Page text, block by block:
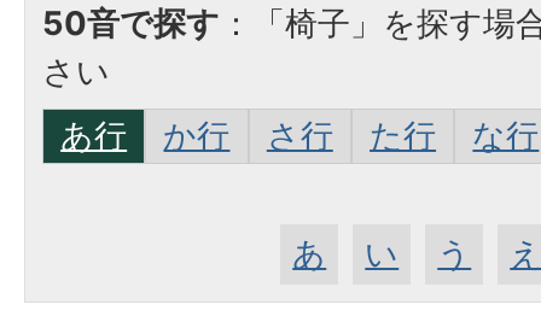
50音で探す ：「椅子」を探す場
さい
あ行
か行 さ行 た行 な行
あ い う